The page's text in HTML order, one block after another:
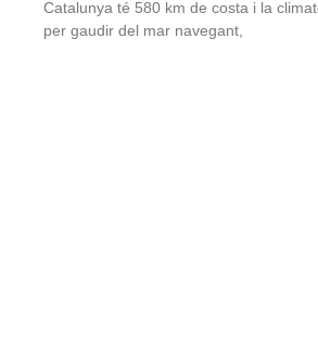
Catalunya té 580 km de costa i la
per gaudir del mar navegant,